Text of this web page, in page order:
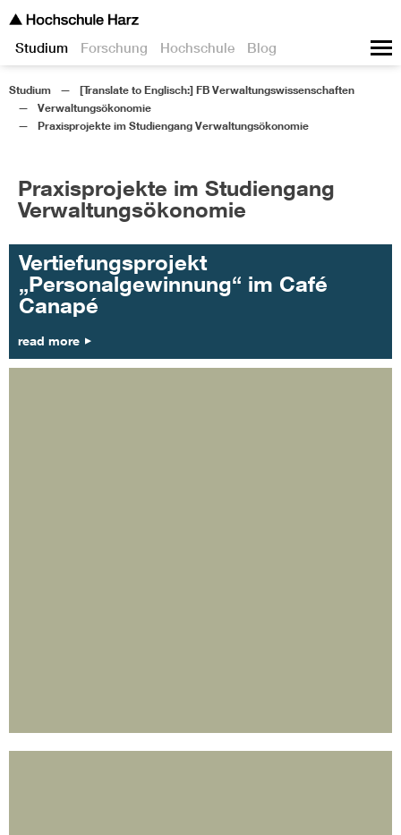
Studium Forschung Hochschule Blog
Studium
[Translate to Englisch:] FB Verwaltungswissenschaften
Verwaltungsökonomie
Praxisprojekte im Studiengang Verwaltungsökonomie
Praxisprojekte im Studiengang
Verwaltungsökonomie
Vertiefungsprojekt
„Personalgewinnung“ im Café
Canapé
read more